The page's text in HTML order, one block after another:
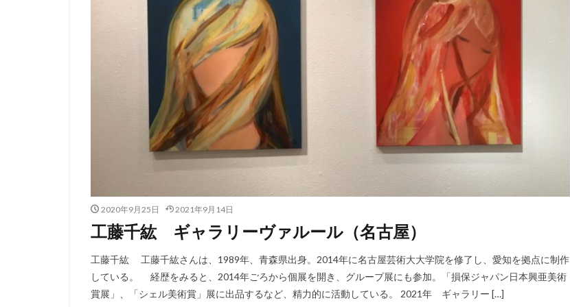
2020年9月25日 2021年9月14日
工藤千紘 ギャラリーヴァルール（名古屋）
工藤千紘 工藤千紘さんは、1989年、青森県出身。2014年に名古屋芸術大大学院を修了し、愛知を拠点に制作
している。 経歴をみると、2014年ごろから個展を開き、グループ展にも参加。「損保ジャパン日本興亜美術
賞展」、「シェル美術賞」展に出品するなど、精力的に活動している。 2021年 ギャラリー […]